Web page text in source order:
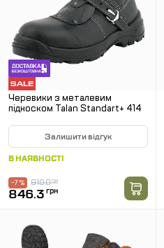
Черевики з металевим
підноском Talan Standart+ 414
Залишити відгук
В НАЯВНОСТІ
910.0грн
-7 %
846.3 грн